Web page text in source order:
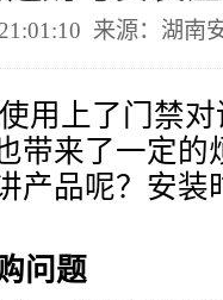
来源：湖南
上了门禁对
带来了一定的
产品呢？安装
问题